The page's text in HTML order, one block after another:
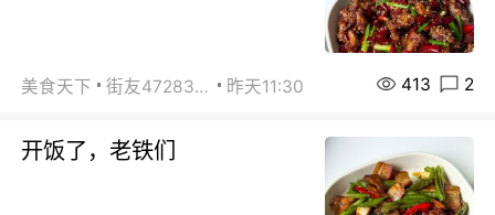
美食天下 街友472838572 昨天11:30 413 2
开饭了，老铁们